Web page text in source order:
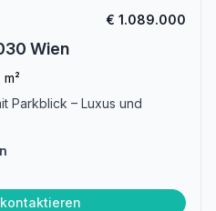
€ 1.089.000
Wien
m²
Parkblick – Luxus und